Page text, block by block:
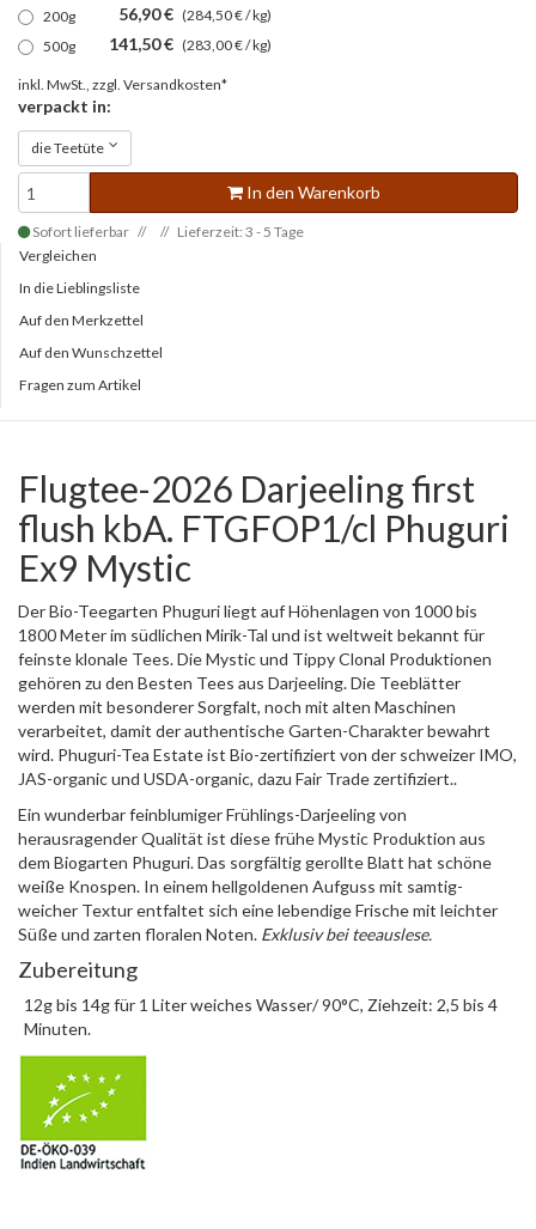
200g
56,90 € (284,50 € / kg)
500g
141,50 € (283,00 € / kg)
inkl. MwSt., zzgl. Versandkosten*
verpackt in:
die Teetüte
In den Warenkorb
Sofort lieferbar
Lieferzeit: 3 - 5 Tage
Vergleichen
In die Lieblingsliste
Auf den Merkzettel
Auf den Wunschzettel
Fragen zum Artikel
Flugtee-2026 Darjeeling first
flush kbA. FTGFOP1/cl Phuguri
Ex9 Mystic
Der Bio-Teegarten Phuguri liegt auf Höhenlagen von 1000 bis
1800 Meter im südlichen Mirik-Tal und ist weltweit bekannt für
feinste klonale Tees. Die Mystic und Tippy Clonal Produktionen
gehören zu den Besten Tees aus Darjeeling. Die Teeblätter
werden mit besonderer Sorgfalt, noch mit alten Maschinen
verarbeitet, damit der authentische Garten-Charakter bewahrt
wird. Phuguri-Tea Estate ist Bio-zertifiziert von der schweizer IMO,
JAS-organic und USDA-organic, dazu Fair Trade zertifiziert..
Ein wunderbar feinblumiger Frühlings-Darjeeling von
herausragender Qualität ist diese frühe Mystic Produktion aus
dem Biogarten Phuguri. Das sorgfältig gerollte Blatt hat schöne
weiße Knospen. In einem hellgoldenen Aufguss mit samtig-
weicher Textur entfaltet sich eine lebendige Frische mit leichter
Süße und zarten floralen Noten. Exklusiv bei teeauslese.
Zubereitung
12g bis 14g für 1 Liter weiches Wasser/ 90°C, Ziehzeit: 2,5 bis 4
Minuten.